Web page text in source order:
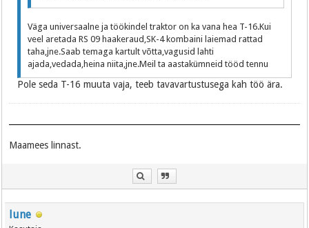
Väga universaalne ja töökindel traktor on ka vana hea T-16.Kui
veel aretada RS 09 haakeraud,SK-4 kombaini laiemad rattad
taha,jne.Saab temaga kartult võtta,vagusid lahti
ajada,vedada,heina niita,jne.Meil ta aastakümneid tööd tennu
Pole seda T-16 muuta vaja, teeb tavavartustusega kah töö ära.
Maamees linnast.
lune